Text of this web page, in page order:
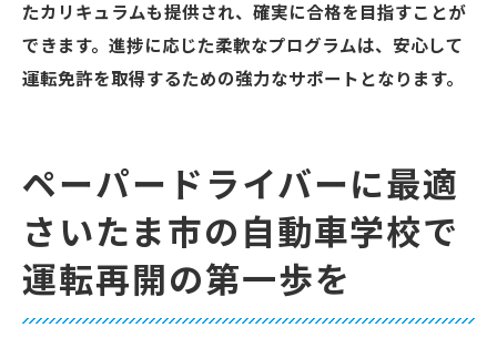
たカリキュラムも提供され、確実に合格を目指すことが
できます。進捗に応じた柔軟なプログラムは、安心して
運転免許を取得するための強力なサポートとなります。
ペーパードライバーに最適
さいたま市の自動車学校で
運転再開の第一歩を